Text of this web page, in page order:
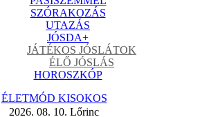
SZÓRAKOZÁS
UTAZÁS
JÓSDA+
JÁTÉKOS JÓSLÁTOK
ÉLŐ JÓSLÁS
HOROSZKÓP
ÉLETMÓD KISOKOS
2026. 08. 10. Lőrinc